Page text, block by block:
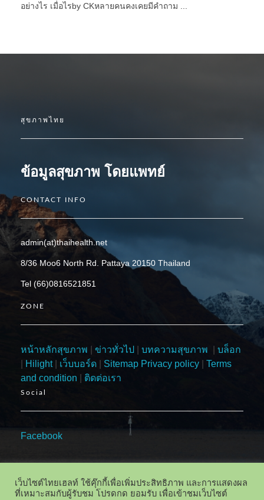
อย่างไร เมื่อไรby CKหลายคนคงเคยมีคำถาม ...
สุขภาพไทย
ข้อมูลสุขภาพ โดยแพทย์
CONTACT INFO
admin(at)thaihealth.net
8/36 Moo6 North Rd. Pattaya 20150 Thailand
Tel (66)0816521851
ZONE
หน้าหลักสุขภาพ ข่าวทั่วไป บทความสุขภาพ
บล็อก
Hilight| เว็บบอร์ด Sitemap Privacy policy
Terms
and condition
ติดต่อเรา
Social
Facebook
เว็บไซต์ไทยเฮลท์ ใช้คุ๊กกี้เพื่อเพิ่มประสิทธิภาพ และการแสดงผล
ที่เหมาะสมกับผู้รับชม โปรดกด ยอมรับ เพื่อเข้าชมเว็บไซต์